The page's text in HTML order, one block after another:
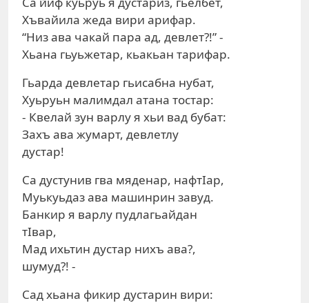
Хъвайила жеда вири арифар.
“Низ ава чакай пара ад, девлет?!” -
Хьана гьуьжетар, кьакьан тарифар.
Гьарда девлетар гьисабна нубат,
Хуьруьн малимдал атана тостар:
- Квелай зун варлу я хьи вад бубат:
Захъ ава жумарт, девлетлу
дустар!
Са дустунив гва мяденар, нафтIар,
Муькуьдаз ава машинрин завуд.
Банкир я варлу пудлагьайдан
тIвар,
Мад ихьтин дустар нихъ ава?,
шумуд?! -
Сад хьана фикир дустарин вири: